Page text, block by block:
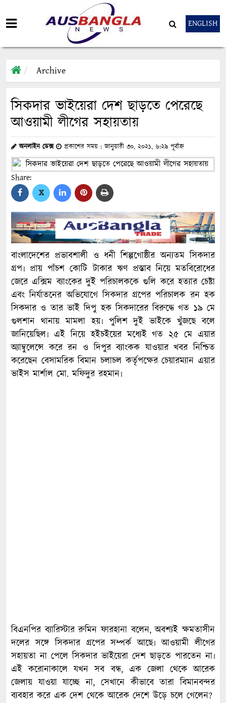
ENGLISH
Archive
সিকদার ভাইয়েরা দেশ ছাড়তে পেরেছে
আওয়ামী লীগের সহায়তায়
অনলাইন ডেক্স প্রকাশের সময় : জানুয়ারী ৩০, ২০২১, ৬:২৯ পূর্বাহ্ন
Share:
X
বাংলাদেশের প্রভাবশালী ও ধনী শিল্পগোষ্ঠীর অন্যতম সিকদার
গ্রপ৷ প্রায় পাঁচশ কোটি টাকার ঋণ প্রস্তাব নিয়ে মতবিরোধের
জেরে এক্সিম ব্যাংকের দুই পরিচালককে গুলি করে হত্যার চেষ্টা
এবং নির্যাতনের অভিযোগে সিকদার গ্রপের পরিচালক রন হক
সিকদার ও তার ভাই দিপু হক সিকদারের বিরুদ্ধে গত ১৯ মে
গুলশান থানায় মামলা হয়৷ পুলিশ দুই ভাইকে খুঁজছে বলে
জানিয়েছিল৷ এই নিয়ে হইচইয়ের মধ্যেই গত ২৫ মে এয়ার
অ্যাম্বুলেন্সে করে রন ও দিপুর ব্যাংকক যাওয়ার খবর নিশ্চিত
করেছেন বেসামরিক বিমান চলাচল কর্তৃপক্ষের চেয়ারম্যান এয়ার
ভাইস মার্শাল মো. মফিদুর রহমান৷
বিএনপির ব্যারিস্টার রুমিন ফারহানা বলেন, অবশ্যই ক্ষমতাসীন
দলের সঙ্গে সিকদার গ্রপের সম্পর্ক আছে৷ আওয়ামী লীগের
সহায়তা না পেলে সিকদার ভাইয়েরা দেশ ছাড়তে পারতেন না৷
এই করোনাকালে যখন সব বন্ধ, এক জেলা থেকে আরেক
জেলায় যাওয়া যাচ্ছে না, সেখানে কীভাবে তারা বিমানবন্দর
ব্যবহার করে এক দেশ থেকে আরেক দেশে উড়ে চলে গেলেন?